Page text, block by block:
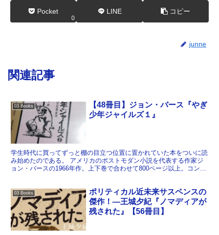
Pocket
0
LINE コピー
junne
関連記事
03 Books
【48冊目】ジョン・バース『やぎ
少年ジャイルズ１』
学生時代に買ってずっと棚の目立つ位置に置かれていた本をついに読
み始めたのである。 アメリカのポストモダン小説を代表する作家ジ
ョン・バースの1966年作。上下巻で合わせて800ページ以上。コンピ
03 Books
ポリティカル近未来サスペンスの
傑作！―王城夕紀『ノマディアが
残された』【56冊目】